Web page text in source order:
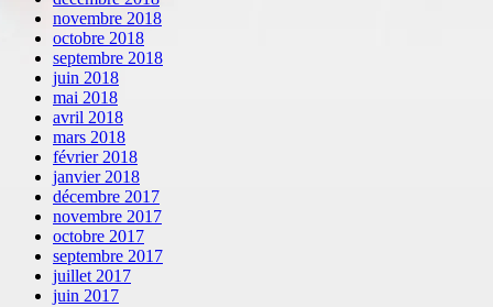
novembre 2018
octobre 2018
septembre 2018
juin 2018
mai 2018
avril 2018
mars 2018
février 2018
janvier 2018
décembre 2017
novembre 2017
octobre 2017
septembre 2017
juillet 2017
juin 2017